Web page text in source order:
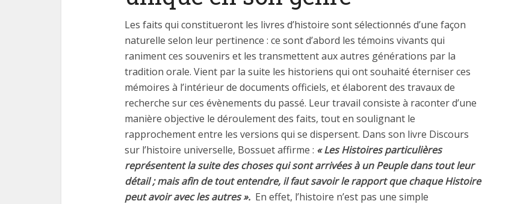
Les faits qui constitueront les livres d’histoire sont sélectionnés d’une façon
naturelle selon leur pertinence : ce sont d’abord les témoins vivants qui
raniment ces souvenirs et les transmettent aux autres générations par la
tradition orale. Vient par la suite les historiens qui ont souhaité éterniser ces
mémoires à l’intérieur de documents officiels, et élaborent des travaux de
recherche sur ces évènements du passé. Leur travail consiste à raconter d’une
manière objective le déroulement des faits, tout en soulignant le
rapprochement entre les versions qui se dispersent. Dans son livre Discours
sur l’histoire universelle, Bossuet affirme : « Les Histoires particulières
représentent la suite des choses qui sont arrivées à un Peuple dans tout leur
détail ; mais afin de tout entendre, il faut savoir le rapport que chaque Histoire
peut avoir avec les autres ». En effet, l’histoire n’est pas une simple